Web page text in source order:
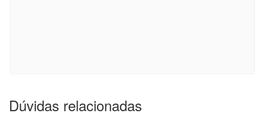
Dúvidas relacionadas